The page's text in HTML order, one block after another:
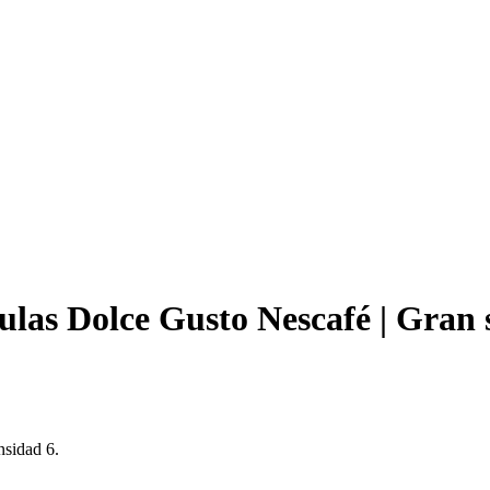
Dolce Gusto Nescafé | Gran
6.